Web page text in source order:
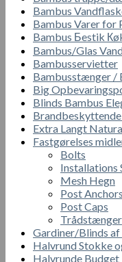
Bambus
Bambus Varer for
Bambus Бestik
Bambus/Glas
Bambusservietter
Bambusstænger /
Big
Blinds Bambus
Extra Langt
Fastgørelses
Bolts
Mesh Hegn
Post
Post Caps
Trådstænger
Gardiner/Blinds af
Halvrund Stokke
Halvrunde Budget